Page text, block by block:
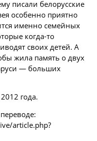
писали белорусские
особенно приятно
именно семейных
когда-то
своих детей. А
жила память о двух
— больших
года.
article.php?